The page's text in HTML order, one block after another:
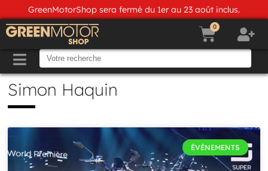
GreenMotorShop sera fermé du 1er au 23 août inclus.
0
Simon Haquin
ÉVÈNEMENTS